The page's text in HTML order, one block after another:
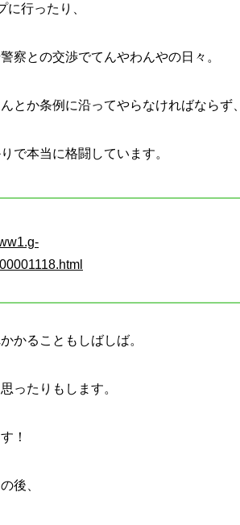
行ったり、
察との交渉でてんやわんやの日々。
とか条例に沿ってやらなければならず、
で本当に格闘しています。
かることもしばしば。
ったりもします。
！
後、